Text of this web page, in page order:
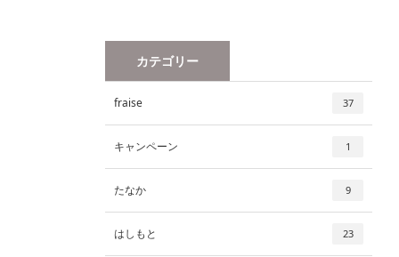
カテゴリー
fraise 37
キャンペーン 1
たなか 9
はしもと 23